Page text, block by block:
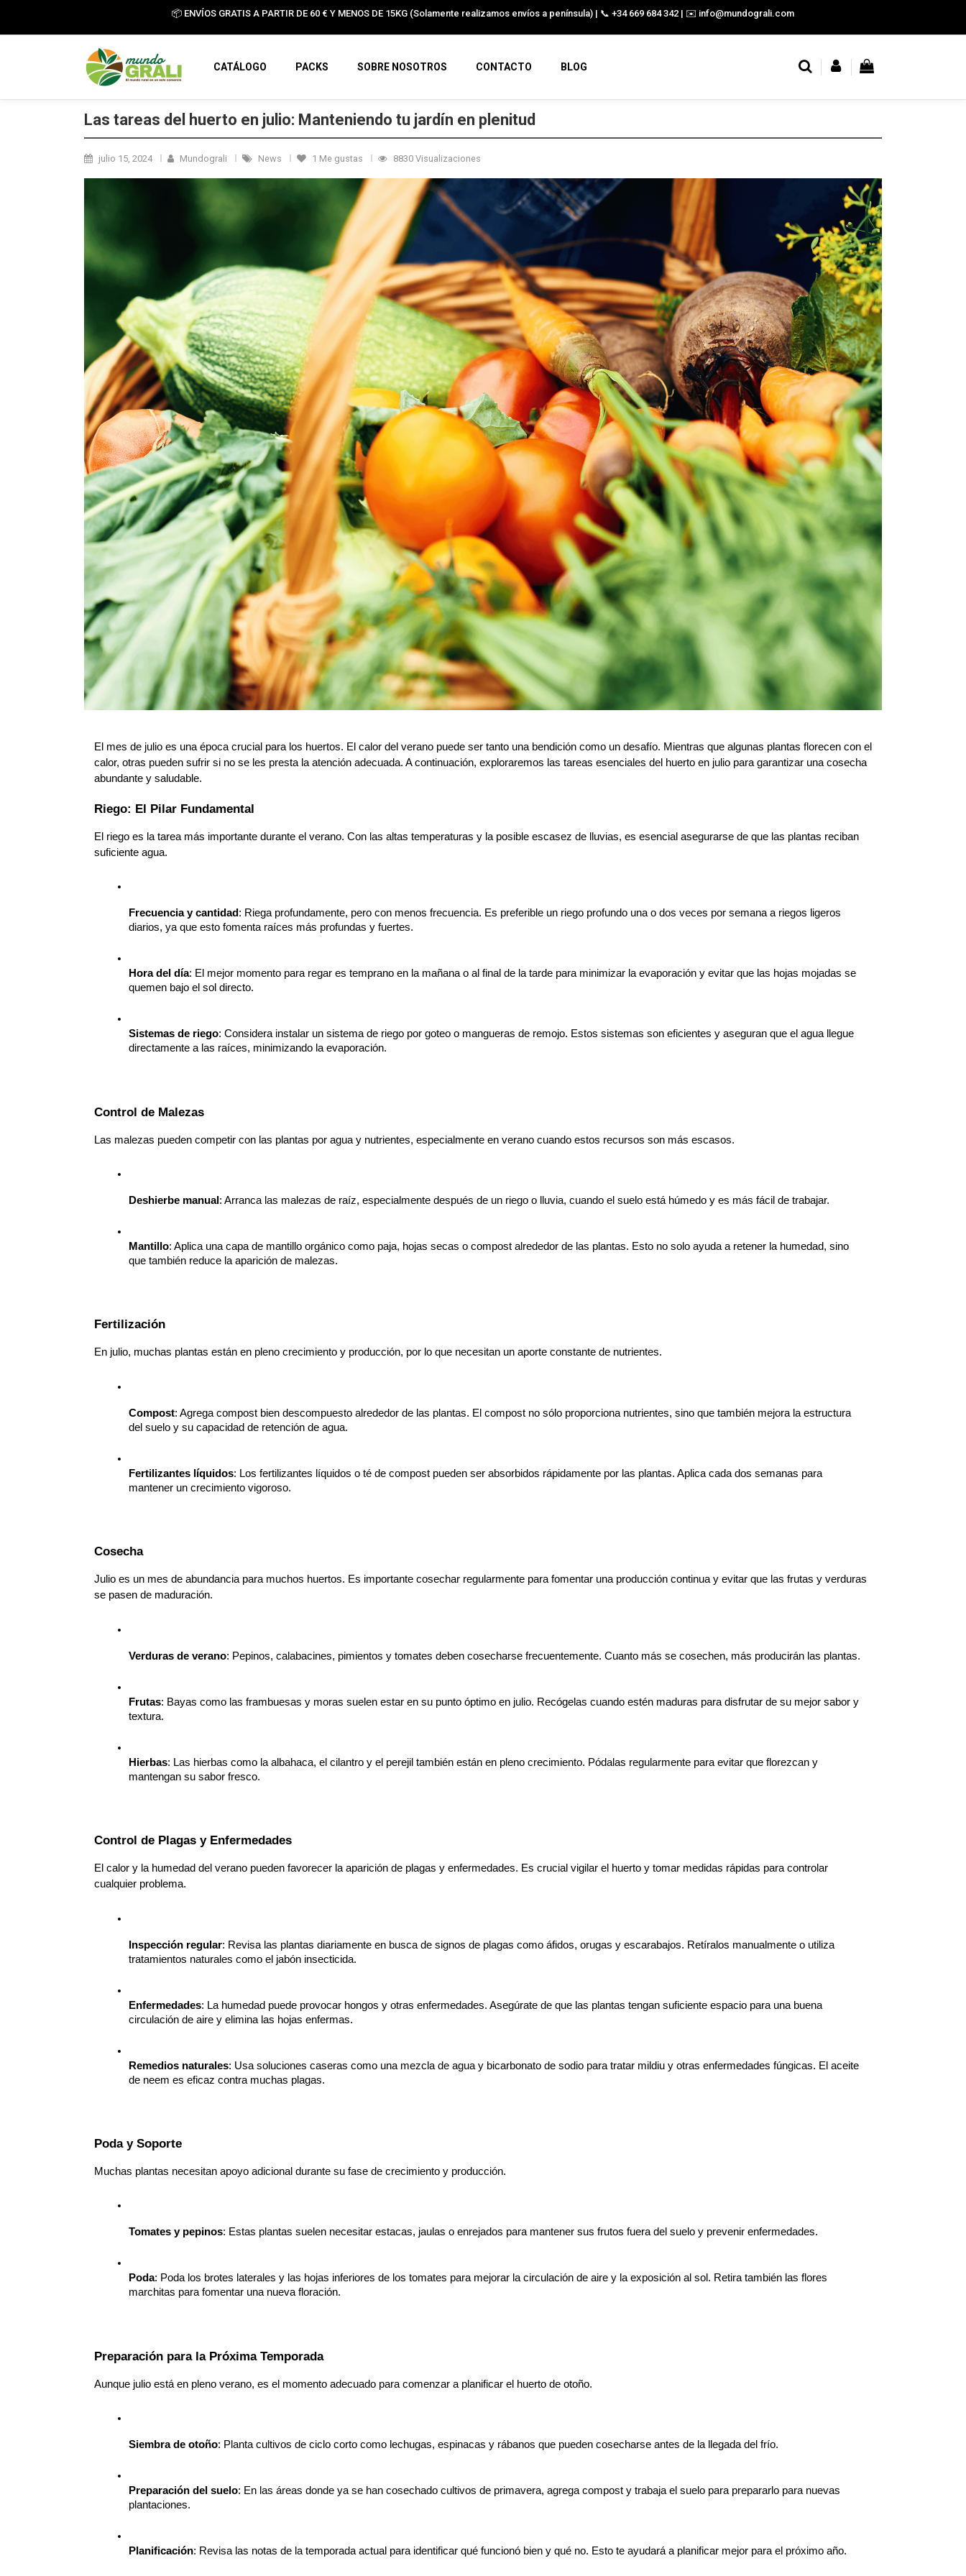
📦 ENVÍOS GRATIS A PARTIR DE 60 € Y MENOS DE 15KG (Solamente realizamos envíos a península) | 📞 +34 669 684 342 | ✉️ info@mundograli.com
CATÁLOGO PACKS SOBRE NOSOTROS CONTACTO BLOG
Las tareas del huerto en julio: Manteniendo tu jardín en plenitud
julio 15, 2024 Mundograli News 1 Me gustas 8830 Visualizaciones
El mes de julio es una época crucial para los huertos. El calor del verano puede ser tanto una bendición como un desafío. Mientras que algunas plantas florecen con el
calor, otras pueden sufrir si no se les presta la atención adecuada. A continuación, exploraremos las tareas esenciales del huerto en julio para garantizar una cosecha
abundante y saludable.
Riego: El Pilar Fundamental
El riego es la tarea más importante durante el verano. Con las altas temperaturas y la posible escasez de lluvias, es esencial asegurarse de que las plantas reciban
suficiente agua.
Frecuencia y cantidad: Riega profundamente, pero con menos frecuencia. Es preferible un riego profundo una o dos veces por semana a riegos ligeros
diarios, ya que esto fomenta raíces más profundas y fuertes.
Hora del día: El mejor momento para regar es temprano en la mañana o al final de la tarde para minimizar la evaporación y evitar que las hojas mojadas se
quemen bajo el sol directo.
Sistemas de riego: Considera instalar un sistema de riego por goteo o mangueras de remojo. Estos sistemas son eficientes y aseguran que el agua llegue
directamente a las raíces, minimizando la evaporación.
Control de Malezas
Las malezas pueden competir con las plantas por agua y nutrientes, especialmente en verano cuando estos recursos son más escasos.
Deshierbe manual : Arranca las malezas de raíz, especialmente después de un riego o lluvia, cuando el suelo está húmedo y es más fácil de trabajar.
Mantillo: Aplica una capa de mantillo orgánico como paja, hojas secas o compost alrededor de las plantas. Esto no solo ayuda a retener la humedad, sino
que también reduce la aparición de malezas.
Fertilización
En julio, muchas plantas están en pleno crecimiento y producción, por lo que necesitan un aporte constante de nutrientes.
Compost: Agrega compost bien descompuesto alrededor de las plantas. El compost no sólo proporciona nutrientes, sino que también mejora la estructura
del suelo y su capacidad de retención de agua.
Fertilizantes líquidos: Los fertilizantes líquidos o té de compost pueden ser absorbidos rápidamente por las plantas. Aplica cada dos semanas para
mantener un crecimiento vigoroso.
Cosecha
Julio es un mes de abundancia para muchos huertos. Es importante cosechar regularmente para fomentar una producción continua y evitar que las frutas y verduras
se pasen de maduración.
Verduras de verano: Pepinos, calabacines, pimientos y tomates deben cosecharse frecuentemente. Cuanto más se cosechen, más producirán las plantas.
Frutas: Bayas como las frambuesas y moras suelen estar en su punto óptimo en julio. Recógelas cuando estén maduras para disfrutar de su mejor sabor y
textura.
Hierbas: Las hierbas como la albahaca, el cilantro y el perejil también están en pleno crecimiento. Pódalas regularmente para evitar que florezcan y
mantengan su sabor fresco.
Control de Plagas y Enfermedades
El calor y la humedad del verano pueden favorecer la aparición de plagas y enfermedades. Es crucial vigilar el huerto y tomar medidas rápidas para controlar
cualquier problema.
Inspección regular: Revisa las plantas diariamente en busca de signos de plagas como áfidos, orugas y escarabajos. Retíralos manualmente o utiliza
tratamientos naturales como el jabón insecticida.
Enfermedades: La humedad puede provocar hongos y otras enfermedades. Asegúrate de que las plantas tengan suficiente espacio para una buena
circulación de aire y elimina las hojas enfermas.
Remedios naturales: Usa soluciones caseras como una mezcla de agua y bicarbonato de sodio para tratar mildiu y otras enfermedades fúngicas. El aceite
de neem es eficaz contra muchas plagas.
Poda y Soporte
Muchas plantas necesitan apoyo adicional durante su fase de crecimiento y producción.
Tomates y pepinos: Estas plantas suelen necesitar estacas, jaulas o enrejados para mantener sus frutos fuera del suelo y prevenir enfermedades.
Poda: Poda los brotes laterales y las hojas inferiores de los tomates para mejorar la circulación de aire y la exposición al sol. Retira también las flores
marchitas para fomentar una nueva floración.
Preparación para la Próxima Temporada
Aunque julio está en pleno verano, es el momento adecuado para comenzar a planificar el huerto de otoño.
Siembra de otoño: Planta cultivos de ciclo corto como lechugas, espinacas y rábanos que pueden cosecharse antes de la llegada del frío.
Preparación del suelo: En las áreas donde ya se han cosechado cultivos de primavera, agrega compost y trabaja el suelo para prepararlo para nuevas
plantaciones.
Planificación: Revisa las notas de la temporada actual para identificar qué funcionó bien y qué no. Esto te ayudará a planificar mejor para el próximo año.